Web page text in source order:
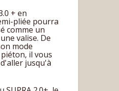
+ en
pliée pourra
comme un
valise. De
mode
il vous
jusqu'à